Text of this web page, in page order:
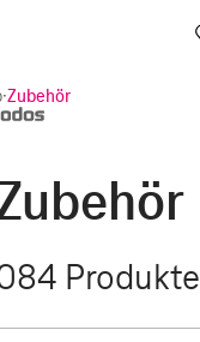
·Zubehör
Produkte